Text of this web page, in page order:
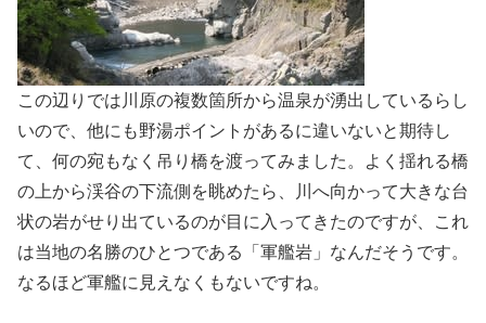
この辺りでは川原の複数箇所から温泉が湧出しているらし
いので、他にも野湯ポイントがあるに違いないと期待し
て、何の宛もなく吊り橋を渡ってみました。よく揺れる橋
の上から渓谷の下流側を眺めたら、川へ向かって大きな台
状の岩がせり出ているのが目に入ってきたのですが、これ
は当地の名勝のひとつである「軍艦岩」なんだそうです。
なるほど軍艦に見えなくもないですね。